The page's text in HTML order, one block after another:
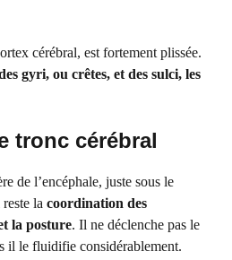
cérébral, est fortement plissée.
gyri, ou crêtes, et des sulci, les
tronc cérébral
de l’encéphale, juste sous le
la coordination des
la posture. Il ne déclenche pas le
il le fluidifie considérablement.